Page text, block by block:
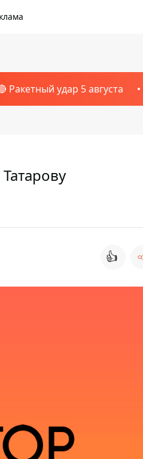
Ракетный удар 5 августа
👍